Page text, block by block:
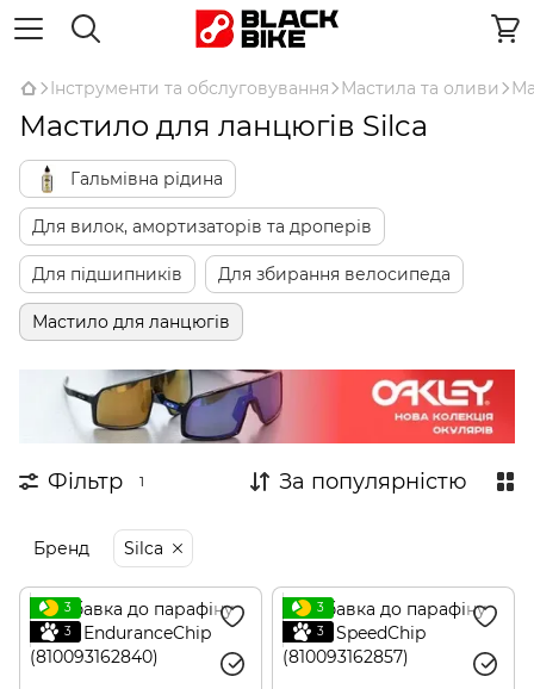
Інструменти та обслуговування Мастила та оливи
Мастило для ланцюгів Silca
Гальмівна рідина
Для вилок, амортизаторів та дроперів
Для підшипників Для збирання велосипеда
Мастило для ланцюгів
Фільтр 1 За популярністю
Бренд Silca
3
3
3
3